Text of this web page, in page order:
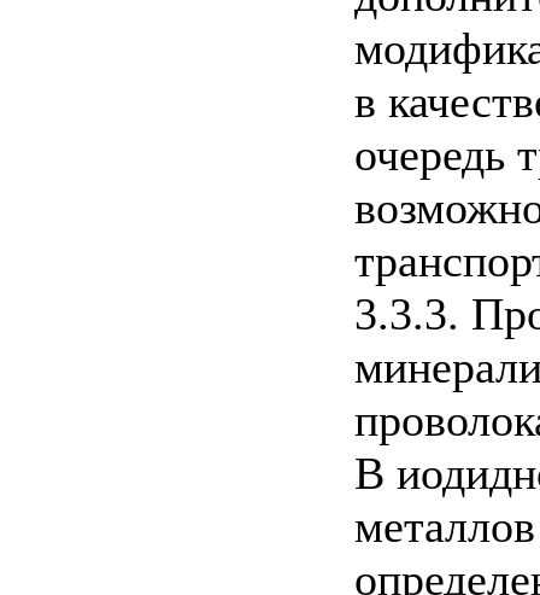
в
очередь
3.3.3.
В